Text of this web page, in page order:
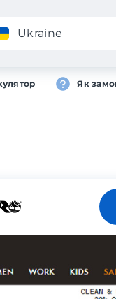
Додаток
Як
Ukraine